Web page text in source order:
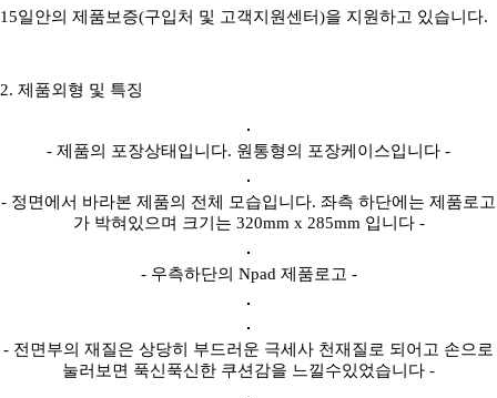
15일안의 제품보증(구입처 및 고객지원센터)을 지원하고 있습니다.
2. 제품외형 및 특징
- 제품의 포장상태입니다. 원통형의 포장케이스입니다 -
- 정면에서 바라본 제품의 전체 모습입니다. 좌측 하단에는 제품로고
가 박혀있으며 크기는 320mm x 285mm 입니다 -
- 우측하단의 Npad 제품로고 -
- 전면부의 재질은 상당히 부드러운 극세사 천재질로 되어고 손으로
눌러보면 푹신푹신한 쿠션감을 느낄수있었습니다 -